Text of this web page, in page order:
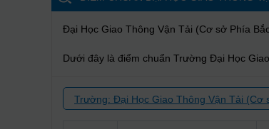
Đại Học Giao Thông Vận Tải (Cơ sở Phía
Dưới đây là điểm chuẩn Trường Đại Học
Trường: Đại Học Giao Thông Vận Tải (Cơ